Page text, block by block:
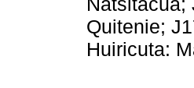
Quitenie;
Huiricuta: